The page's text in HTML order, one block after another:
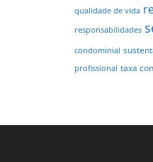
qualidade de vida
responsabilidades
condominial
profissional taxa